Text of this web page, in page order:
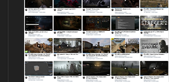
Improved Weapon Pack (I.W.P.) - UPD
30.12.25
11:00
Stalker-Mods-Clan-su
Глобальный патч от
31.07.2026.